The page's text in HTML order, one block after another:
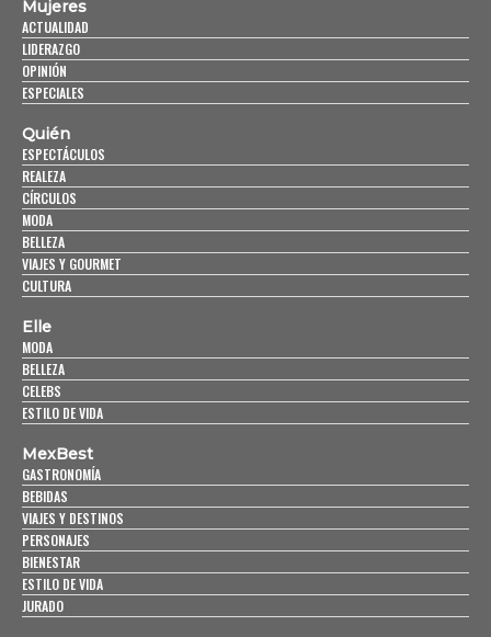
Mujeres
ACTUALIDAD
LIDERAZGO
OPINIÓN
ESPECIALES
Quién
ESPECTÁCULOS
REALEZA
CÍRCULOS
MODA
BELLEZA
VIAJES Y GOURMET
CULTURA
Elle
MODA
BELLEZA
CELEBS
ESTILO DE VIDA
MexBest
GASTRONOMÍA
BEBIDAS
VIAJES Y DESTINOS
PERSONAJES
BIENESTAR
ESTILO DE VIDA
JURADO